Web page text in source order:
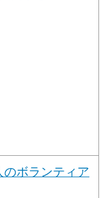
ボランティア